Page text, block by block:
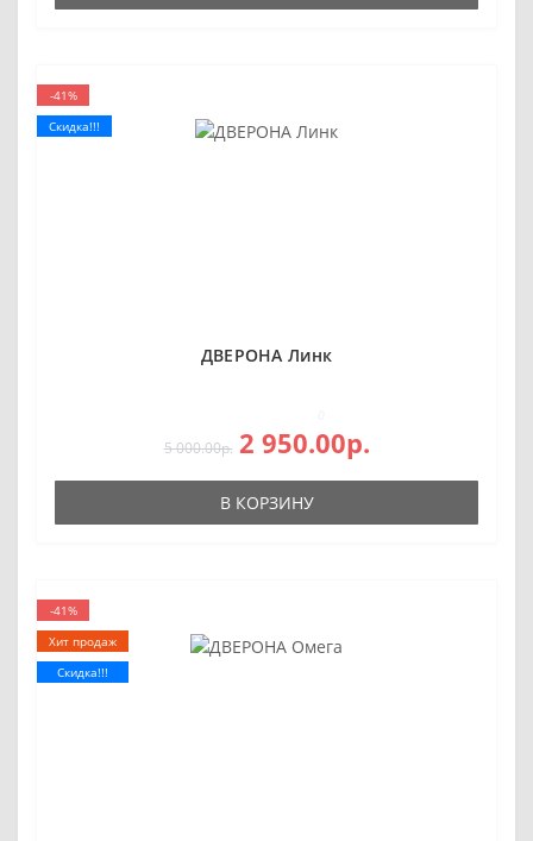
-41%
Скидка!!!
ДВЕРОНА Линк
5 000.00р. 2 950.00р.
В КОРЗИНУ
-41%
Хит продаж
Скидка!!!